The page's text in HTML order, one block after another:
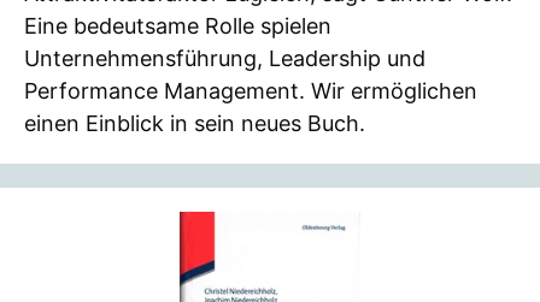
Eine bedeutsame Rolle spielen
Unternehmensführung, Leadership und
Performance Management. Wir ermöglichen
einen Einblick in sein neues Buch.